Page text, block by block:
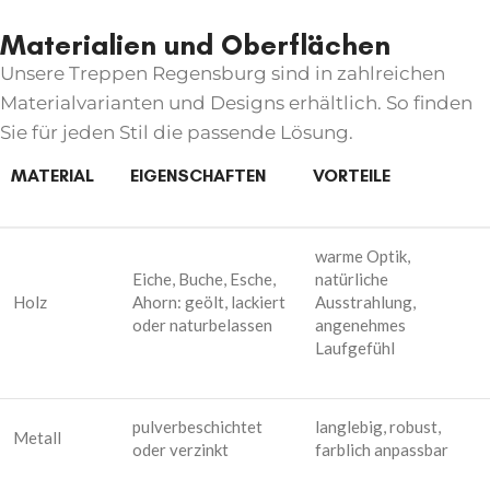
Gartenanlagen bieten wir robuste
Außentreppen aus verzinktem Stahl, Edelstahl
oder Aluminium. Sie sind witterungsbeständig,
rutschfest und nahezu wartungsfrei. Auf
Wunsch ergänzen wir Ihre Außentreppe um
passende Geländer oder Beleuchtungssysteme:
funktional und optisch aufeinander
Materialien und Oberflächen
Unsere Treppen Regensburg sind in zahlreichen
Materialvarianten und Designs erhältlich. So finden
Sie für jeden Stil die passende Lösung.
MATERIAL EIGENSCHAFTEN VORTEILE
Holz
Eiche, Buche, Esche,
Ahorn: geölt, lackiert
oder naturbelassen
warme Optik,
natürliche
Ausstrahlung,
angenehmes
Laufgefühl
Metall
pulverbeschichtet
oder verzinkt
langlebig, robust,
farblich anpassbar